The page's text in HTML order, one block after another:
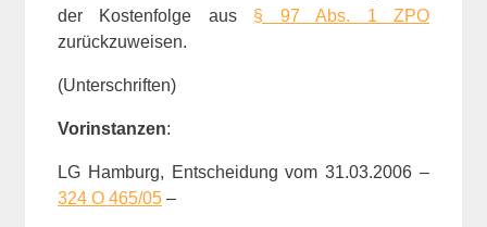
der Kostenfolge aus § 97 Abs. 1 ZPO
zurückzuweisen.
(Unterschriften)
Vorinstanzen:
LG Hamburg, Entscheidung vom 31.03.2006 –
324 O 465/05 –